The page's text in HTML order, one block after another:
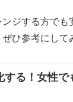
ジする方でも
ひ参考にして
する！女性で